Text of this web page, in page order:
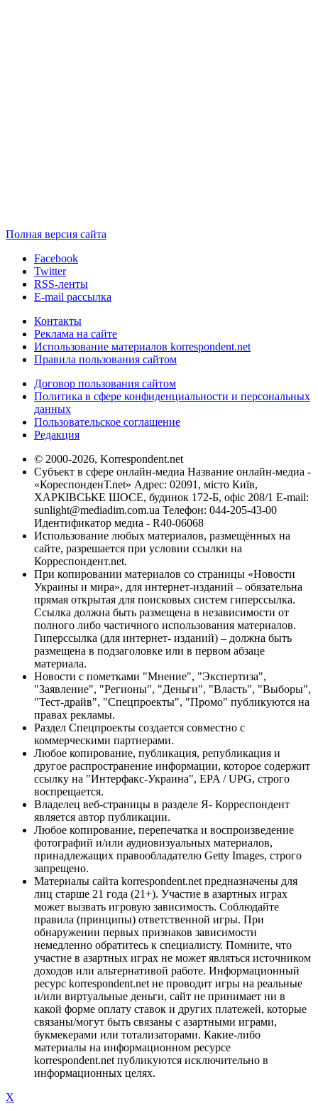
Полная версия сайта
Facebook
Twitter
RSS-ленты
E-mail рассылка
Контакты
Реклама на сайте
Использование материалов korrespondent.net
Правила пользования сайтом
Договор пользования сайтом
Политика в сфере конфиденциальности и персональных
данных
Пользовательское соглашение
Редакция
© 2000-2026, Korrespondent.net
Субъект в сфере онлайн-медиа Название онлайн-медиа -
«КореспонденТ.net» Адрес: 02091, місто Київ,
ХАРКІВСЬКЕ ШОСЕ, будинок 172-Б, офіс 208/1 E-mail:
sunlight@mediadim.com.ua Телефон: 044-205-43-00
Идентификатор медиа - R40-06068
Использование любых материалов, размещённых на
сайте, разрешается при условии ссылки на
Корреспондент.net.
При копировании материалов со страницы «Новости
Украины и мира», для интернет-изданий – обязательна
прямая открытая для поисковых систем гиперссылка.
Ссылка должна быть размещена в независимости от
полного либо частичного использования материалов.
Гиперссылка (для интернет- изданий) – должна быть
размещена в подзаголовке или в первом абзаце
материала.
Новости с пометками "Мнение", "Экспертиза",
"Заявление", "Регионы", "Деньги", "Власть", "Выборы",
"Тест-драйв", "Спецпроекты", "Промо" публикуются на
правах рекламы.
Раздел Спецпроекты создается совместно с
коммерческими партнерами.
Любое копирование, публикация, републикация и
другое распространение информации, которое содержит
ссылку на "Интерфакс-Украина", EPA / UPG, строго
воспрещается.
Владелец веб-страницы в разделе Я- Корреспондент
является автор публикации.
Любое копирование, перепечатка и воспроизведение
фотографий и/или аудиовизуальных материалов,
принадлежащих правообладателю Getty Images, строго
запрещено.
Материалы сайта korrespondent.net предназначены для
лиц старше 21 года (21+). Участие в азартных играх
может вызвать игровую зависимость. Соблюдайте
правила (принципы) ответственной игры. При
обнаружении первых признаков зависимости
немедленно обратитесь к специалисту. Помните, что
участие в азартных играх не может являться источником
доходов или альтернативой работе. Информационный
ресурс korrespondent.net не проводит игры на реальные
и/или виртуальные деньги, сайт не принимает ни в
какой форме оплату ставок и других платежей, которые
связаны/могут быть связаны с азартными играми,
букмекерами или тотализаторами. Какие-либо
материалы на информационном ресурсе
korrespondent.net публикуются исключительно в
информационных целях.
X